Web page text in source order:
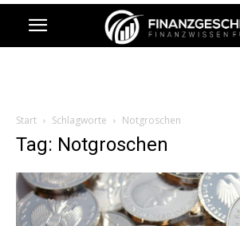
Start Schlagworte Notgroschen
Tag: Notgroschen